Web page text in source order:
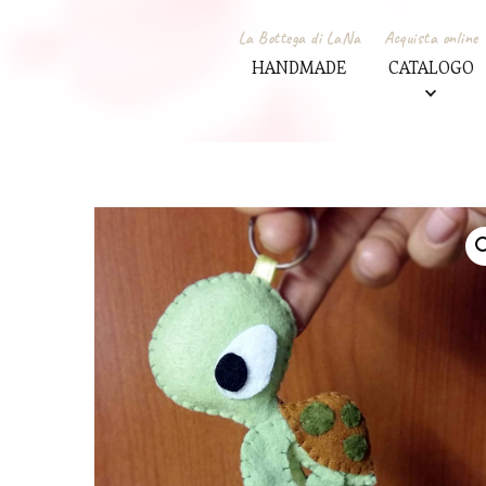
La Bottega di LaNa
HANDMADE
Acquista online
CATALOGO